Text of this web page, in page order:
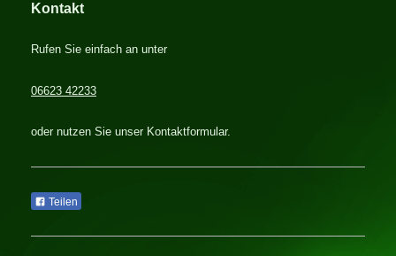
Kontakt
Rufen Sie einfach an unter
06623 42233
oder nutzen Sie unser Kontaktformular.
Teilen